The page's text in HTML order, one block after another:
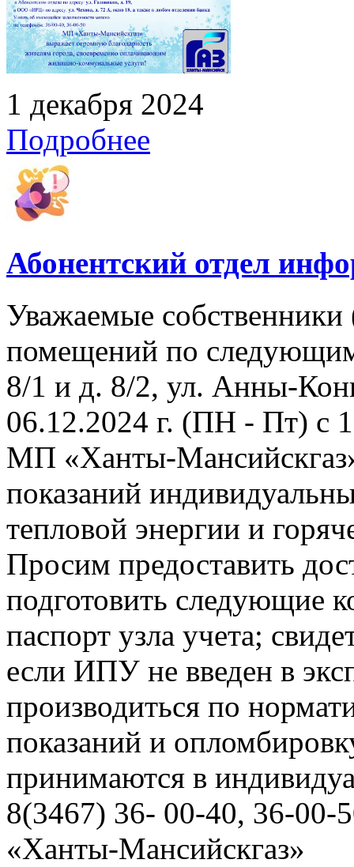
1 декабря 2024
Подробнее
Абонентский отдел
Уважаемые
помещений по
8/1 и д. 8/2, ул. Анны-
06.12.2024 г. (ПН - Пт) с
МП «Ханты-Мансийскгаз»
показаний
тепловой энергии и
Просим предоставить
подготовить следующие
паспорт узла учета;
если ИПУ не введен в
производиться по
показаний и
принимаются в
8(3467) 36- 00-40, 36-
«Ханты-Мансийскгаз»